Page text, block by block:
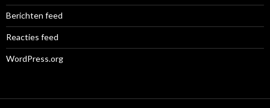
Berichten feed
Reacties feed
WordPress.org